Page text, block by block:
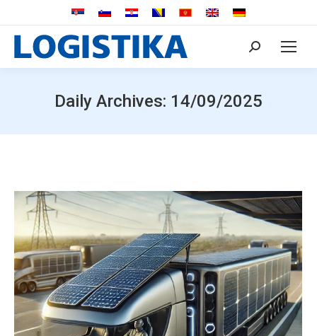
Search:
Daily Archives: 14/09/2025